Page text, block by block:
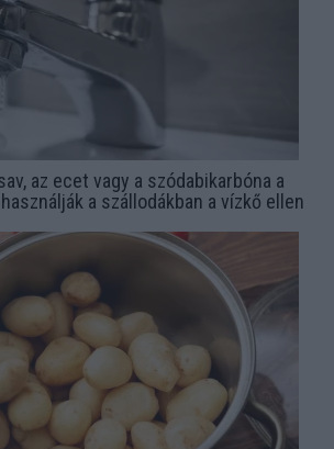
az ecet vagy a szódabikarbóna a
a szállodákban a vízkő ellen